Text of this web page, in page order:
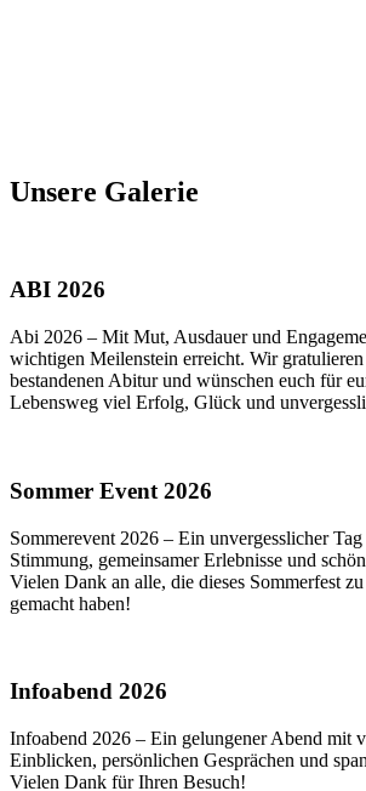
Unsere Galerie
ABI 2026
Abi 2026 – Mit Mut, Ausdauer und
wichtigen Meilenstein erreicht. Wir
bestandenen Abitur und wünschen euch für
Lebensweg viel Erfolg, Glück und
Sommer Event 2026
Sommerevent 2026 – Ein unvergesslicher
Stimmung, gemeinsamer Erlebnisse und
Vielen Dank an alle, die dieses Sommerfest
gemacht haben!
Infoabend 2026
Infoabend 2026 – Ein gelungener Abend mit
Einblicken, persönlichen Gesprächen und
Vielen Dank für Ihren Besuch!